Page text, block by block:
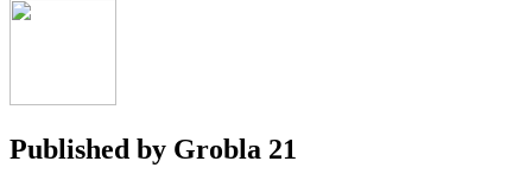
Published by Grobla 21